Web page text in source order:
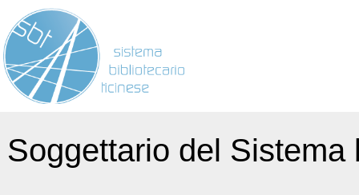
Soggettario del